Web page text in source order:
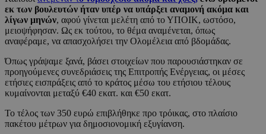
εκ των βουλευτών ήταν υπέρ να υπάρξει αναμονή ακόμα και
λίγων μηνών, αφού γίνεται μελέτη από το ΥΠΟΙΚ, ωστόσο,
μειοψήφησαν. Ως εκ τούτου, το θέμα αναμένεται, όπως
αναφέραμε, να απασχολήσει την Ολομέλεια από βδομάδας.
Όπως γράψαμε ξανά, βάσει στοιχείων που παρουσιάστηκαν σε
προηγούμενες συνεδριάσεις της Επιτροπής Ενέργειας, οι μέσες
ετήσιες εισπράξεις από το κράτος μέσω του ετήσιου τέλους
κυμαίνονται μεταξύ €40 εκατ. και €50 εκατ.
Το τέλος των 350 ευρώ επιβλήθηκε προ τρόικας, στο πλαίσιο
πακέτου μέτρων για δημοσιονομική εξυγίανση.